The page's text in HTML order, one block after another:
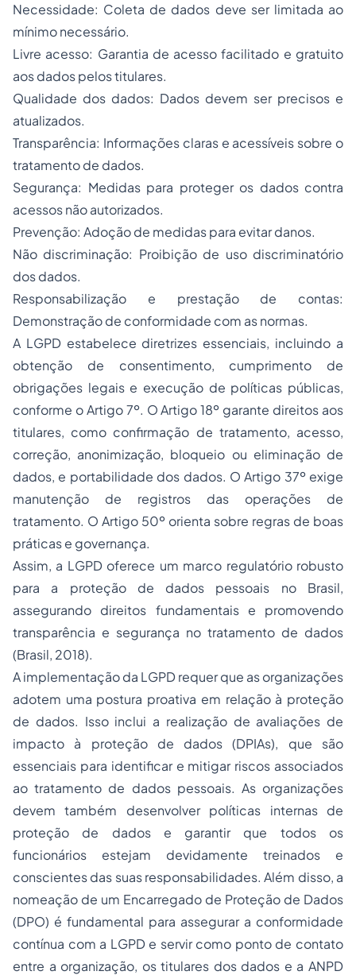
Necessidade: Coleta de dados deve ser limitada ao
mínimo necessário.
Livre acesso: Garantia de acesso facilitado e gratuito
aos dados pelos titulares.
Qualidade dos dados: Dados devem ser precisos e
atualizados.
Transparência: Informações claras e acessíveis sobre o
tratamento de dados.
Segurança: Medidas para proteger os dados contra
acessos não autorizados.
Prevenção: Adoção de medidas para evitar danos.
Não discriminação: Proibição de uso discriminatório
dos dados.
Responsabilização e prestação de contas:
Demonstração de conformidade com as normas.
A LGPD estabelece diretrizes essenciais, incluindo a
obtenção de consentimento, cumprimento de
obrigações legais e execução de políticas públicas,
conforme o Artigo 7º. O Artigo 18º garante direitos aos
titulares, como confirmação de tratamento, acesso,
correção, anonimização, bloqueio ou eliminação de
dados, e portabilidade dos dados. O Artigo 37º exige
manutenção de registros das operações de
tratamento. O Artigo 50º orienta sobre regras de boas
práticas e governança.
Assim, a LGPD oferece um marco regulatório robusto
para a proteção de dados pessoais no Brasil,
assegurando direitos fundamentais e promovendo
transparência e segurança no tratamento de dados
(Brasil, 2018).
A implementação da LGPD requer que as organizações
adotem uma postura proativa em relação à proteção
de dados. Isso inclui a realização de avaliações de
impacto à proteção de dados (DPIAs), que são
essenciais para identificar e mitigar riscos associados
ao tratamento de dados pessoais. As organizações
devem também desenvolver políticas internas de
proteção de dados e garantir que todos os
funcionários estejam devidamente treinados e
conscientes das suas responsabilidades. Além disso, a
nomeação de um Encarregado de Proteção de Dados
(DPO) é fundamental para assegurar a conformidade
contínua com a LGPD e servir como ponto de contato
entre a organização, os titulares dos dados e a ANPD